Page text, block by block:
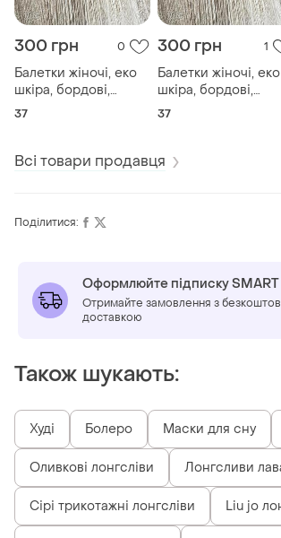
300 грн 0
Балетки жіночі, еко
шкіра, бордові,
розмір 37
37
300 грн 1
Балетки жіночі, еко
шкіра, бордові,
розмір 37
37
Всі товари продавця
Поділитися:
Оформлюйте підписку SMART
Отримайте замовлення з
доставкою
Також шукають:
Худі Болеро Маски для сну
Оливкові лонгсліви Лонгсливи
Сірі трикотажні лонгсліви Liu jo